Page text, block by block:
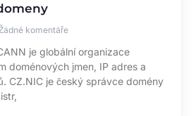
Žádné komentáře
je globální organizace
doménových jmen, IP adres a
CZ.NIC je český správce domény